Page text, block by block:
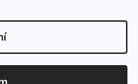
do pátku od 9 do 12 a od
plné